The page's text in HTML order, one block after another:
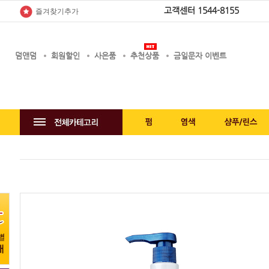
즐겨찾기추가 고객센터 1544-8155
덤앤덤 회원할인 사은품 추천상품 금일문자 이벤트